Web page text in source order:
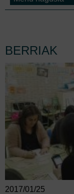
BERRIAK
2017/01/25